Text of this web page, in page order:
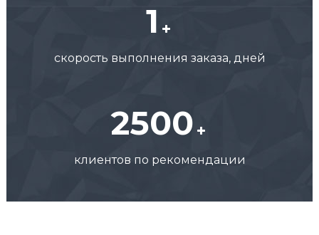
1
скорость выполнения заказа, дней
2500
клиентов по рекомендации